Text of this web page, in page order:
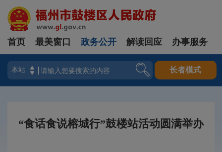
登录
首页 最美窗口 政务公开 解读回应 办事服务
长者模式
“食话食说榕城行”鼓楼站活动圆满举办